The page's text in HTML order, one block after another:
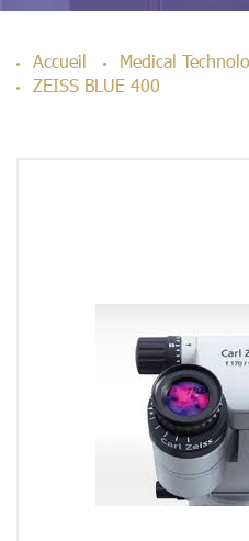
Accueil
Medical
ZEISS BLUE 400